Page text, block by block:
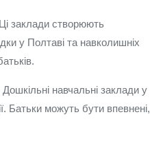
заклади створюють
у Полтаві та навколишніх
навчальні заклади у
Батьки можуть бути впевнені,